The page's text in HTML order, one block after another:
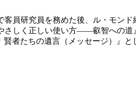
員研究員を務めた後、ル・モン
さしく正しい使い方――叡智への道
者たちの遺言（メッセージ）』と